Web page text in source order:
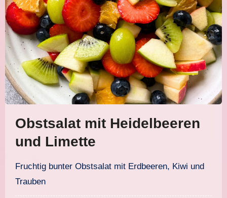
Obstsalat mit Heidelbeeren
und Limette
Fruchtig bunter Obstsalat mit Erdbeeren, Kiwi und
Trauben